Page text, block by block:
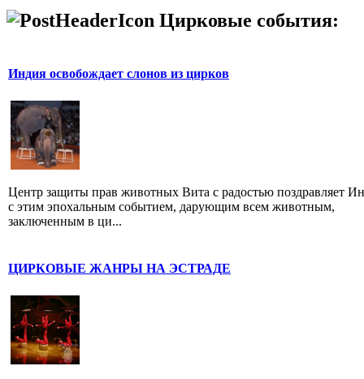
Цирковые события:
Индия освобождает слонов из цирков
Центр защиты прав животных Вита с радостью поздравляет
с этим эпохальным событием, дарующим всем животным,
заключенным в ци...
ЦИРКОВЫЕ ЖАНРЫ НА ЭСТРАДЕ